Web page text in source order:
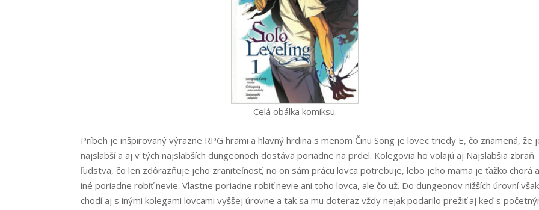
Celá obálka komiksu.
Príbeh je inšpirovaný výrazne RPG hrami a hlavný hrdina s menom Činu Song je lovec triedy E, čo znamená, že
najslabší a aj v tých najslabších dungeonoch dostáva poriadne na prdel. Kolegovia ho volajú aj Najslabšia zbraň
ľudstva, čo len zdôrazňuje jeho zraniteľnosť, no on sám prácu lovca potrebuje, lebo jeho mama je ťažko chorá
iné poriadne robiť nevie. Vlastne poriadne robiť nevie ani toho lovca, ale čo už. Do dungeonov nižších úrovní však
chodí aj s inými kolegami lovcami vyššej úrovne a tak sa mu doteraz vždy nejak podarilo prežiť aj keď s